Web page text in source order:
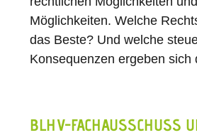
Möglichkeiten. Welche
das Beste? Und welche
Konsequenzen ergeben sich
BLHV-FACHAUSSCHUSS